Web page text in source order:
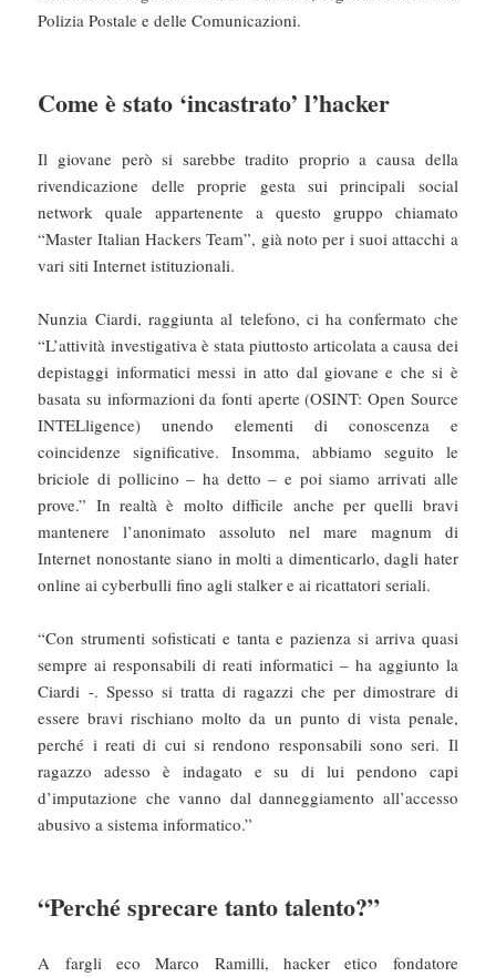
Polizia Postale e delle Comunicazioni.
Come è stato ‘incastrato’ l’hacker
Il giovane però si sarebbe tradito proprio a causa della
rivendicazione delle proprie gesta sui principali social
network quale appartenente a questo gruppo chiamato
“Master Italian Hackers Team”, già noto per i suoi attacchi a
vari siti Internet istituzionali.
Nunzia Ciardi, raggiunta al telefono, ci ha confermato che
“L’attività investigativa è stata piuttosto articolata a causa dei
depistaggi informatici messi in atto dal giovane e che si è
basata su informazioni da fonti aperte (OSINT: Open Source
INTELligence) unendo elementi di conoscenza e
coincidenze significative. Insomma, abbiamo seguito le
briciole di pollicino – ha detto – e poi siamo arrivati alle
prove.” In realtà è molto difficile anche per quelli bravi
mantenere l’anonimato assoluto nel mare magnum di
Internet nonostante siano in molti a dimenticarlo, dagli hater
online ai cyberbulli fino agli stalker e ai ricattatori seriali.
“Con strumenti sofisticati e tanta e pazienza si arriva quasi
sempre ai responsabili di reati informatici – ha aggiunto la
Ciardi -. Spesso si tratta di ragazzi che per dimostrare di
essere bravi rischiano molto da un punto di vista penale,
perché i reati di cui si rendono responsabili sono seri. Il
ragazzo adesso è indagato e su di lui pendono capi
d’imputazione che vanno dal danneggiamento all’accesso
abusivo a sistema informatico.”
“Perché sprecare tanto talento?”
A fargli eco Marco Ramilli, hacker etico fondatore